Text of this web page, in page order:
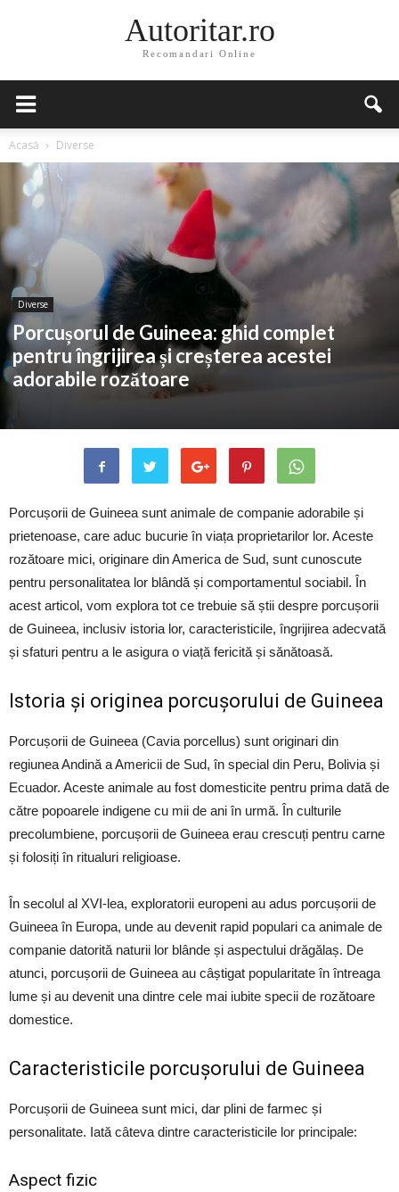
Autoritar.ro
Recomandari Online
Acasă Diverse
Diverse
Porcușorul de Guineea: ghid complet
pentru îngrijirea și creșterea acestei
adorabile rozătoare
Porcușorii de Guineea sunt animale de companie adorabile și
prietenoase, care aduc bucurie în viața proprietarilor lor. Aceste
rozătoare mici, originare din America de Sud, sunt cunoscute
pentru personalitatea lor blândă și comportamentul sociabil. În
acest articol, vom explora tot ce trebuie să știi despre porcușorii
de Guineea, inclusiv istoria lor, caracteristicile, îngrijirea adecvată
și sfaturi pentru a le asigura o viață fericită și sănătoasă.
Istoria și originea porcușorului de Guineea
Porcușorii de Guineea (Cavia porcellus) sunt originari din
regiunea Andină a Americii de Sud, în special din Peru, Bolivia și
Ecuador. Aceste animale au fost domesticite pentru prima dată de
către popoarele indigene cu mii de ani în urmă. În culturile
precolumbiene, porcușorii de Guineea erau crescuți pentru carne
și folosiți în ritualuri religioase.
În secolul al XVI-lea, exploratorii europeni au adus porcușorii de
Guineea în Europa, unde au devenit rapid populari ca animale de
companie datorită naturii lor blânde și aspectului drăgălaș. De
atunci, porcușorii de Guineea au câștigat popularitate în întreaga
lume și au devenit una dintre cele mai iubite specii de rozătoare
domestice.
Caracteristicile porcușorului de Guineea
Porcușorii de Guineea sunt mici, dar plini de farmec și
personalitate. Iată câteva dintre caracteristicile lor principale:
Aspect fizic